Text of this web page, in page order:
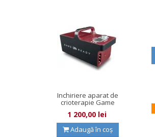
Inchiriere aparat de
crioterapie Game
1 200,00 lei
Adaugă în coș